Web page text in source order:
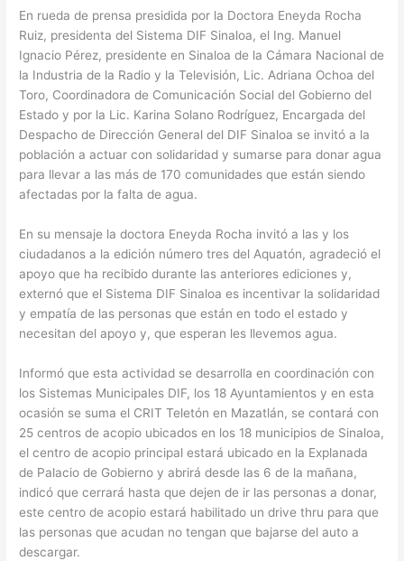
En rueda de prensa presidida por la Doctora Eneyda Rocha
Ruiz, presidenta del Sistema DIF Sinaloa, el Ing. Manuel
Ignacio Pérez, presidente en Sinaloa de la Cámara Nacional de
la Industria de la Radio y la Televisión, Lic. Adriana Ochoa del
Toro, Coordinadora de Comunicación Social del Gobierno del
Estado y por la Lic. Karina Solano Rodríguez, Encargada del
Despacho de Dirección General del DIF Sinaloa se invitó a la
población a actuar con solidaridad y sumarse para donar agua
para llevar a las más de 170 comunidades que están siendo
afectadas por la falta de agua.
En su mensaje la doctora Eneyda Rocha invitó a las y los
ciudadanos a la edición número tres del Aquatón, agradeció el
apoyo que ha recibido durante las anteriores ediciones y,
externó que el Sistema DIF Sinaloa es incentivar la solidaridad
y empatía de las personas que están en todo el estado y
necesitan del apoyo y, que esperan les llevemos agua.
Informó que esta actividad se desarrolla en coordinación con
los Sistemas Municipales DIF, los 18 Ayuntamientos y en esta
ocasión se suma el CRIT Teletón en Mazatlán, se contará con
25 centros de acopio ubicados en los 18 municipios de Sinaloa,
el centro de acopio principal estará ubicado en la Explanada
de Palacio de Gobierno y abrirá desde las 6 de la mañana,
indicó que cerrará hasta que dejen de ir las personas a donar,
este centro de acopio estará habilitado un drive thru para que
las personas que acudan no tengan que bajarse del auto a
descargar.